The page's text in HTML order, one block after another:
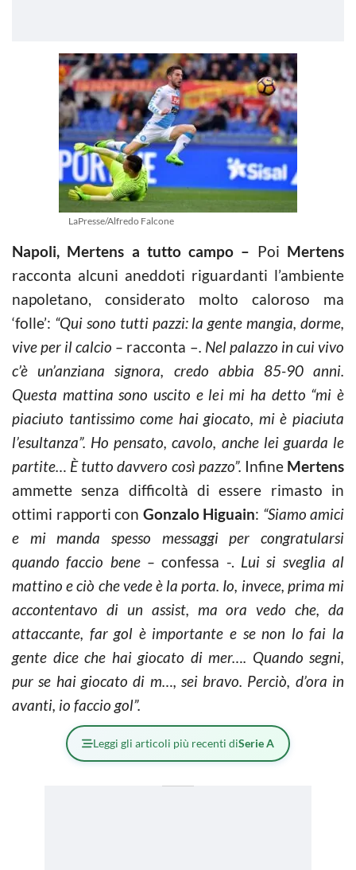
LaPresse/Alfredo Falcone
Napoli, Mertens a tutto campo – Poi Mertens
racconta alcuni aneddoti riguardanti l’ambiente
napoletano, considerato molto caloroso ma
‘folle’: “Qui sono tutti pazzi: la gente mangia, dorme,
vive per il calcio – racconta –. Nel palazzo in cui vivo
c’è un’anziana signora, credo abbia 85-90 anni.
Questa mattina sono uscito e lei mi ha detto “mi è
piaciuto tantissimo come hai giocato, mi è piaciuta
l’esultanza”. Ho pensato, cavolo, anche lei guarda le
partite… È tutto davvero così pazzo”. Infine Mertens
ammette senza difficoltà di essere rimasto in
ottimi rapporti con Gonzalo Higuain: “Siamo amici
e mi manda spesso messaggi per congratularsi
quando faccio bene – confessa -. Lui si sveglia al
mattino e ciò che vede è la porta. Io, invece, prima mi
accontentavo di un assist, ma ora vedo che, da
attaccante, far gol è importante e se non lo fai la
gente dice che hai giocato di mer…. Quando segni,
pur se hai giocato di m…, sei bravo. Perciò, d’ora in
avanti, io faccio gol”.
Leggi gli articoli più recenti diSerie A